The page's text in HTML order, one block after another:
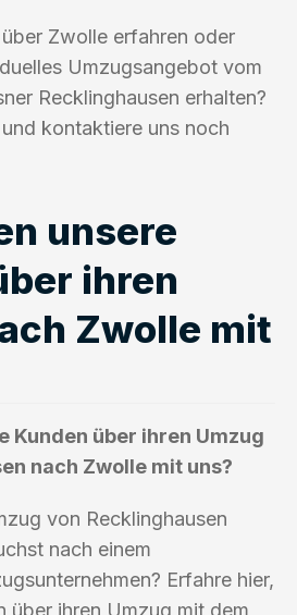
Zwolle erfahren oder
Umzugsangebot vom
Recklinghausen erhalten?
kontaktiere uns noch
unsere
ihren
Zwolle mit
Kunden über ihren Umzug
nach Zwolle mit uns?
von Recklinghausen
nach einem
Erfahre hier,
über ihren Umzug mit dem